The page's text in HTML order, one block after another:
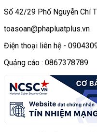
Số 42/29 Phố Nguyễn Chí
toasoan@phapluatplus.vn
Điện thoại liên hệ -
Quảng cáo : 0867378789